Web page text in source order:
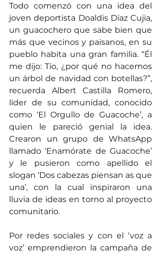
Todo comenzó con una idea del
joven deportista Doaldis Díaz Cujia,
un guacochero que sabe bien que
más que vecinos y paisanos, en su
pueblo habita una gran familia. “Él
me dijo: Tío, ¿por qué no hacemos
un árbol de navidad con botellas?”,
recuerda Albert Castilla Romero,
líder de su comunidad, conocido
como ‘El Orgullo de Guacoche’, a
quien le pareció genial la idea.
Crearon un grupo de WhatsApp
llamado ‘Enamórate de Guacoche’
y le pusieron como apellido el
slogan ‘Dos cabezas piensan as que
una’, con la cual inspiraron una
lluvia de ideas en torno al proyecto
comunitario.
Por redes sociales y con el ‘voz a
voz’ emprendieron la campaña de